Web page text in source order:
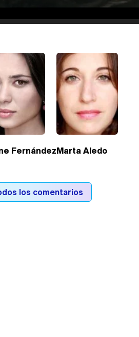
FernándezMarta Aledo
los comentarios